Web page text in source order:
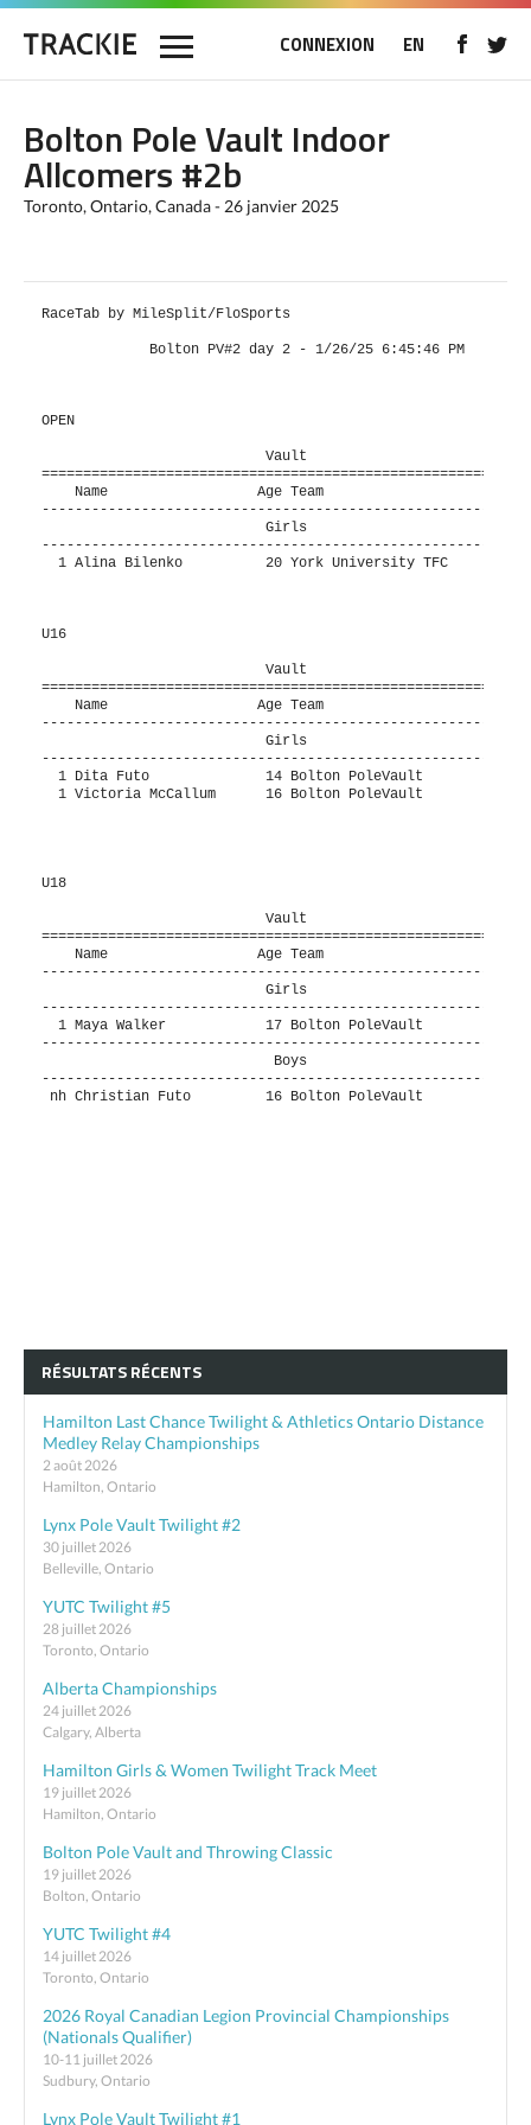
CONNEXION EN
Bolton Pole Vault Indoor
Allcomers #2b
Toronto, Ontario, Canada - 26 janvier 2025
RaceTab by MileSplit/FloSports
Bolton PV#2 day 2 - 1/26/25
OPEN
Name                  Age Team
1 Alina Bilenko          20 York University TFC
U16
Name                  Age Team
1 Dita Futo              14 Bolton PoleVault
1 Victoria McCallum      16 Bolton PoleVault
U18
Name                  Age Team
1 Maya Walker            17 Bolton PoleVault
nh Christian Futo         16 Bolton PoleVault
RÉSULTATS RÉCENTS
Hamilton Last Chance Twilight & Athletics Ontario Distance
Medley Relay Championships
2 août 2026
Hamilton, Ontario
Lynx Pole Vault Twilight #2
30 juillet 2026
Belleville, Ontario
YUTC Twilight #5
28 juillet 2026
Toronto, Ontario
Alberta Championships
24 juillet 2026
Calgary, Alberta
Hamilton Girls & Women Twilight Track Meet
19 juillet 2026
Hamilton, Ontario
Bolton Pole Vault and Throwing Classic
19 juillet 2026
Bolton, Ontario
YUTC Twilight #4
14 juillet 2026
Toronto, Ontario
2026 Royal Canadian Legion Provincial Championships
(Nationals Qualifier)
10-11 juillet 2026
Sudbury, Ontario
Lynx Pole Vault Twilight #1